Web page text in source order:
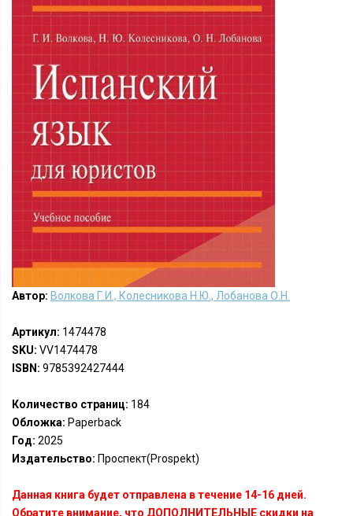
Автор: Волкова Г.И., Колесникова Н.Ю., Лобанова О.Н.
Артикул: 1474478
SKU: VV1474478
ISBN: 9785392427444
Количество страниц: 184
Обложка: Paperback
Год: 2025
Издательство: Проспект(Prospekt)
Данная книга будет отправлена в течение 14-16 дней.
Обратите внимание, что ДОПОЛНИТЕЛЬНЫЕ скидки на